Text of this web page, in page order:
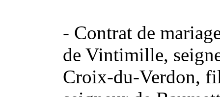
- Contrat de
de Vintimille,
Croix-du-Verdon,